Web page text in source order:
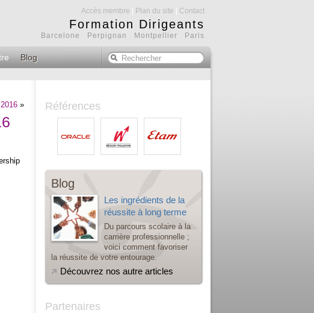
Accès membre Plan du site Contact
Formation Dirigeants
Barcelone Perpignan Montpellier Paris
Blog
» Références
Blog
Les ingrédients de la
réussite à long terme
Du parcours scolaire à la
carrière professionnelle ;
voici comment favoriser
la réussite de votre entourage.
Découvrez nos autre articles
Partenaires